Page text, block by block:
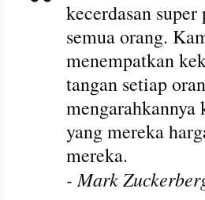
kecerdasan
semua orang.
menempatkan
tangan setiap
yang mereka
mereka.
- Mark